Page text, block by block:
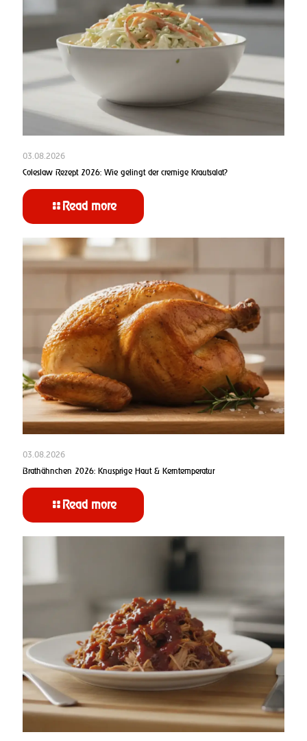
03.08.2026
Coleslaw Rezept 2026: Wie gelingt der cremige Krautsalat?
Read more
03.08.2026
Brathähnchen 2026: Knusprige Haut & Kerntemperatur
Read more